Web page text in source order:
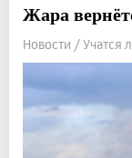
Жара
Новости / Учатся